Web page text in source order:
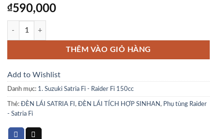
5trên 5 dựa
trên
1
đánh
giá
₫590,000
ĐÈN LÁI ( ĐÈN HẬU) SUZUKI SATRIA FI TÍCH HỢP SINHAN CHO
THÊM VÀO GIỎ HÀNG
Add to Wishlist
Danh mục: 1. Suzuki Satria Fi - Raider Fi 150cc
Thẻ: ĐÈN LÁI SATRIA FI , ĐÈN LÁI TÍCH HỢP SINHAN , Phụ tùng Raider
- Satria Fi